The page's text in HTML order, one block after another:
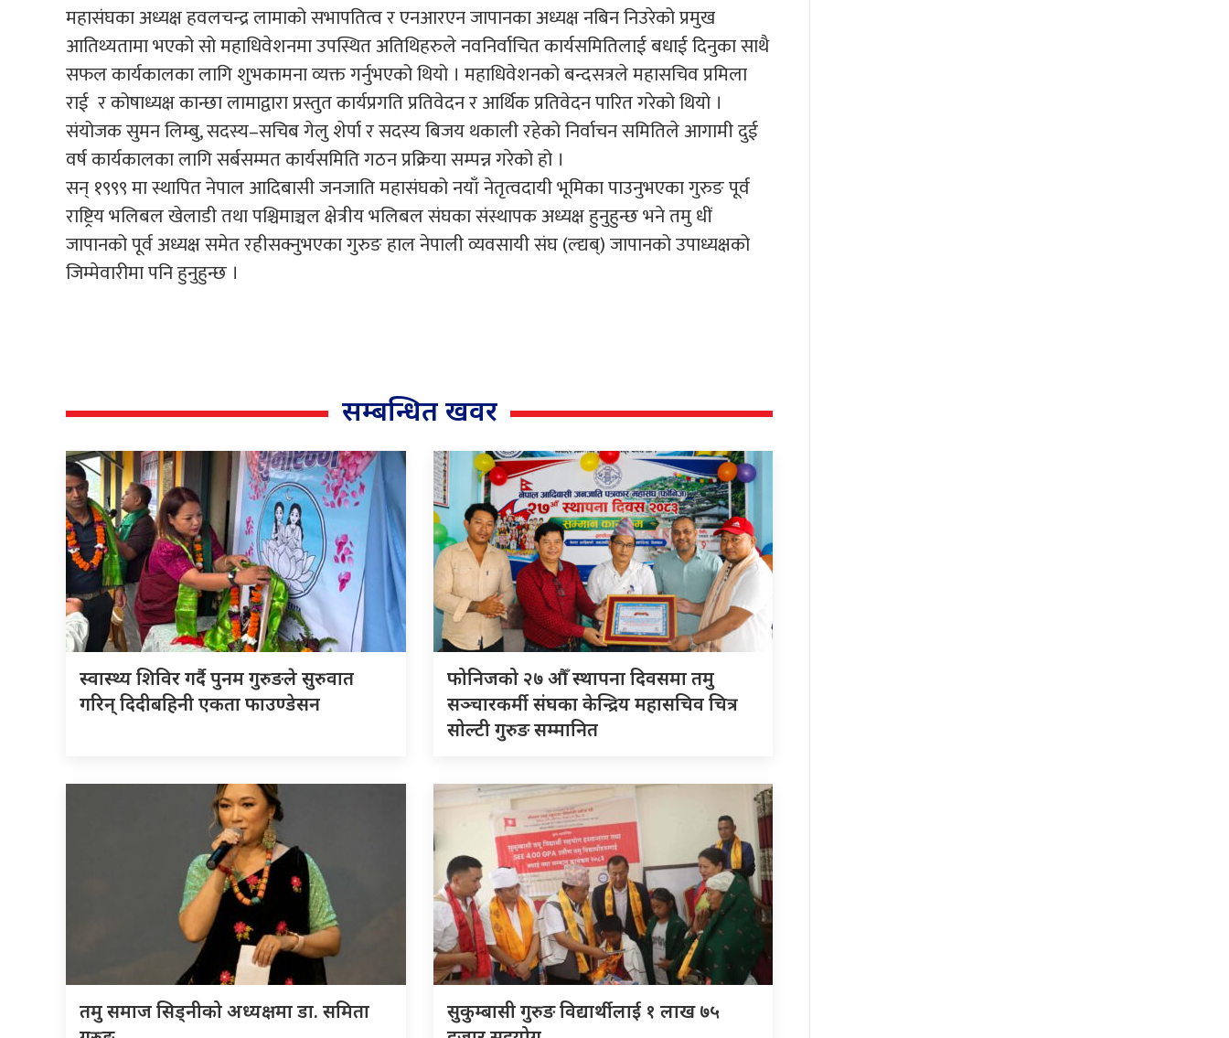
महासंघका अध्यक्ष हवलचन्द्र लामाको सभापतित्व र एनआरएन जापानका अध्यक्ष नबिन निउरेको प्रमुख
आतिथ्यतामा भएको सो महाधिवेशनमा उपस्थित अतिथिहरुले नवनिर्वाचित कार्यसमितिलाई बधाई दिनुका साथै
सफल कार्यकालका लागि शुभकामना व्यक्त गर्नुभएको थियो । महाधिवेशनको बन्दसत्रले महासचिव प्रमिला
राई र कोषाध्यक्ष कान्छा लामाद्वारा प्रस्तुत कार्यप्रगति प्रतिवेदन र आर्थिक प्रतिवेदन पारित गरेको थियो ।
संयोजक सुमन लिम्बु, सदस्य–सचिब गेलु शेर्पा र सदस्य बिजय थकाली रहेको निर्वाचन समितिले आगामी दुई
वर्ष कार्यकालका लागि सर्बसम्मत कार्यसमिति गठन प्रक्रिया सम्पन्न गरेको हो ।
सन् १९९९ मा स्थापित नेपाल आदिबासी जनजाति महासंघको नयाँ नेतृत्वदायी भूमिका पाउनुभएका गुरुङ पूर्व
राष्ट्रिय भलिबल खेलाडी तथा पश्चिमाञ्चल क्षेत्रीय भलिबल संघका संस्थापक अध्यक्ष हुनुहुन्छ भने तमु धीं
जापानको पूर्व अध्यक्ष समेत रहीसक्नुभएका गुरुङ हाल नेपाली व्यवसायी संघ (ल्द्यब्) जापानको उपाध्यक्षको
जिम्मेवारीमा पनि हुनुहुन्छ ।
सम्बन्धित खवर
स्वास्थ्य शिविर गर्दै पुनम गुरुङले सुरुवात
गरिन् दिदीबहिनी एकता फाउण्डेसन
फोनिजको २७ औँ स्थापना दिवसमा तमु
सञ्चारकर्मी संघका केन्द्रिय महासचिव चित्र
सोल्टी गुरुङ सम्मानित
तमु समाज सिड्नीको अध्यक्षमा डा. समिता
सुकुम्बासी गुरुङ विद्यार्थीलाई १ लाख ७५